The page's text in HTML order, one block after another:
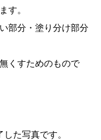
す。
部分・塗り分け部分
くすためのもので
た写真です。